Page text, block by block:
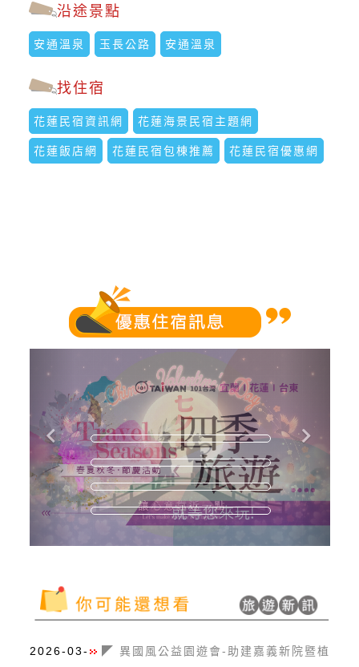
沿途景點
安通溫泉 玉長公路 安通溫泉
找住宿
花蓮民宿資訊網 花蓮海景民宿主題網
花蓮飯店網 花蓮民宿包棟推薦 花蓮民宿優惠網
2026-03-
◤ 異國風公益園遊會-助建嘉義新院暨植